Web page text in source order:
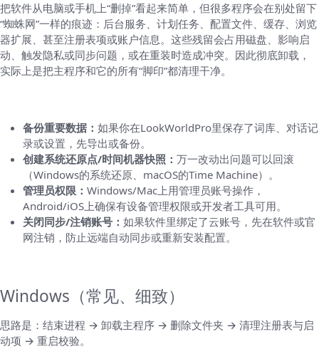
把软件从电脑或手机上“删掉”看起来简单，但很多程序会在别处留下
“蜘蛛网”一样的痕迹：后台服务、计划任务、配置文件、缓存、浏览
器扩展、甚至注册表项或账户信息。这些残留会占用磁盘、影响启
动、触发隐私或同步问题，或在重装时造成冲突。因此彻底卸载，
实际上是把主程序和它的所有“脚印”都清理干净。
备份重要数据： 如果你在LookWorldPro里保存了词库、对话记
录或设置，先导出或备份。
创建系统还原点/时间机器快照： 万一改动出问题可以回滚
（Windows的系统还原、macOS的Time Machine）。
管理员权限： Windows/Mac上用管理员账号操作，
Android/iOS上确保有设备管理权限或开发者工具可用。
关闭同步/注销账号： 如果软件里绑定了云账号，先在软件或官
网注销，防止远端自动同步或重新安装配置。
Windows（常见、细致）
思路是：结束进程 → 卸载主程序 → 删除文件夹 → 清理注册表与启
动项 → 重启校验。